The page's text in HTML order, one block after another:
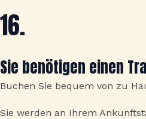
16.
Sie benötigen einen
Buchen Sie bequem von zu
Sie werden an Ihrem